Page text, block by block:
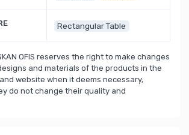
Rectangular Table
OFIS reserves the right to make changes
and materials of the products in the
website when it deems necessary,
do not change their quality and